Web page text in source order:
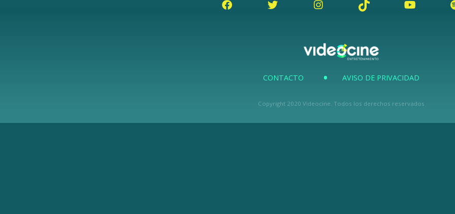
CONTACTO AVISO DE PRIVACIDAD
Copyright 2020 Videocine. Todos los derechos reservados